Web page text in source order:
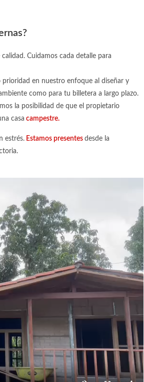
?
Cuidamos cada detalle para
en nuestro enfoque al diseñar y
como para tu billetera a largo plazo.
la posibilidad de que el propietario
casa campestre.
estrés. Estamos presentes desde la